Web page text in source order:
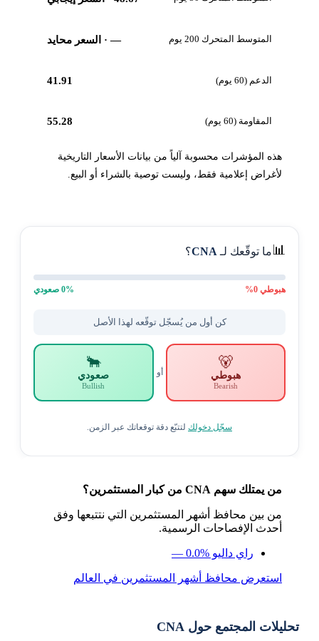
المتوسط المتحرك 200 يوم —· السعر محايد
الدعم (60 يوم) 41.91
المقاومة (60 يوم) 55.28
هذه المؤشرات محسوبة آلياً من بيانات الأسعار التاريخية
لأغراض إعلامية فقط، وليست توصية بالشراء أو البيع.
📊ما توقّعك لـCNA؟
هبوطي0
%
0% صعودي
كن أول من يُسجّل توقّعه لهذا الأصل
🐻
هبوطي
Bearish
أو
🐂
صعودي
Bullish
سجّل دخولكلتتبّع دقة توقعاتك عبر الزمن.
من يمتلك سهم CNA من كبار المستثمرين؟
من بين محافظ أشهر المستثمرين التي نتتبعها وفق
أحدث الإفصاحات الرسمية.
راي داليو — 0.0%
استعرض محافظ أشهر المستثمرين في العالم
تحليلات المجتمع حول CNA